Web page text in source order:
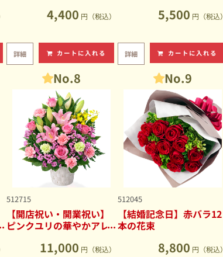
4,400 円（税込）
詳細 カートに入れる
5,500 円（税込）
詳細 カートに入れる
No.8
512715
【開店祝い・開業祝い】
ピンクユリの華やかアレ
11,000 円（税込）
No.9
512045
【結婚記念日】赤バラ12
本の花束
8,800 円（税込）